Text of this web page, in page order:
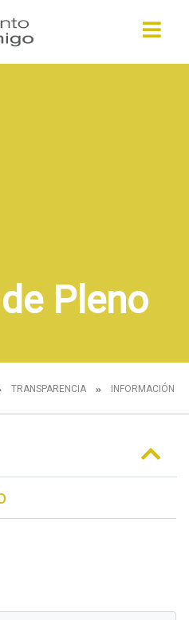
Pleno
TRANSPARENCIA INFORMACIÓN